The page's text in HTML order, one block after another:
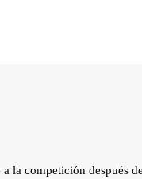
la competición después